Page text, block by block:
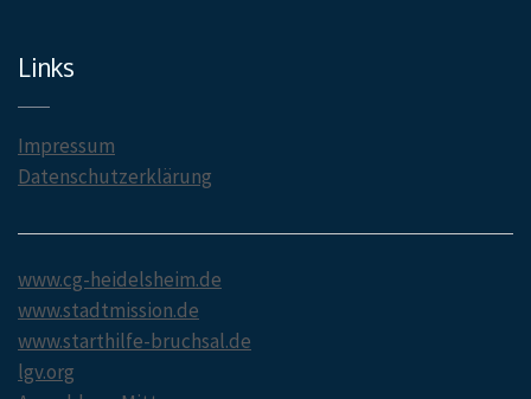
Links
Impressum
Datenschutzerklärung
www.cg-heidelsheim.de
www.stadtmission.de
www.starthilfe-bruchsal.de
lgv.org